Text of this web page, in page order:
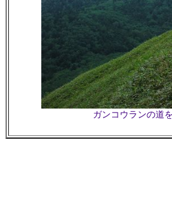
ガンコウランの道